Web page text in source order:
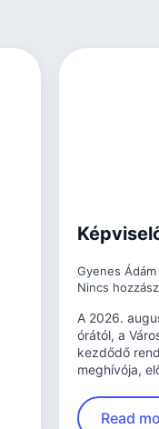
Gyenes Ádám
Nincs
A 2026.
órától, a
kezdődő
meghívója,
Read